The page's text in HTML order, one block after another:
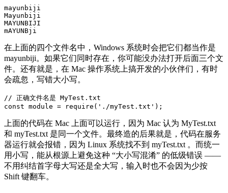
mayunbiji
Mayunbiji
MAYUNBIJI
mAYUNBji
在上面的四个文件名中，Windows 系统时会把它们都当作是
mayunbiji。如果它们同时存在，你可能没办法打开后面三个文
件。还有就是，在 Mac 操作系统上搞开发的小伙伴们，有时
会疏忽，写错大小写。
// 正确文件名是 MyTest.txt
const module = require('./myTest.txt');
上面的代码在 Mac 上面可以运行，因为 Mac 认为 MyTest.txt
和 myTest.txt 是同一个文件。最终造的后果就是，代码在服务
器运行就会报错，因为 Linux 系统找不到 myTest.txt 。而统一
用小写，能从根源上避免这种 “大小写混淆” 的低级错误 ——
不用纠结首字母大写还是全大写，输入时也不会因为少按
Shift 键翻车。